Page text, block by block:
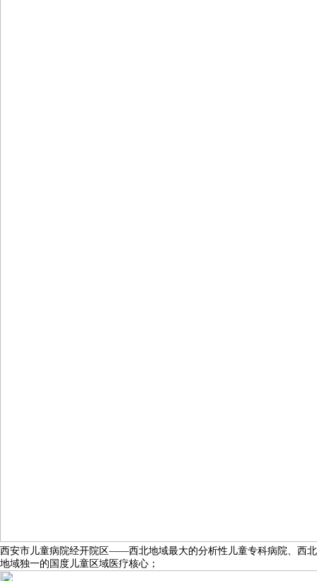
西安市儿童病院经开院区——西北地域最大的分析性儿童专科病院、西北
地域独一的国度儿童区域医疗核心；